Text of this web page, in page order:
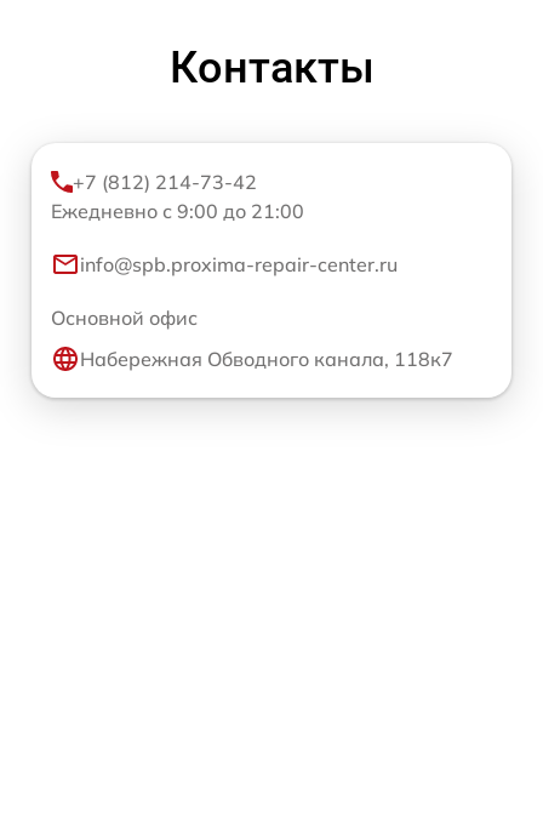
Контакты
+7 (812) 214-73-42
Ежедневно с 9:00 до 21:00
info@spb.proxima-repair-center.ru
Основной офис
Набережная Обводного канала, 118к7